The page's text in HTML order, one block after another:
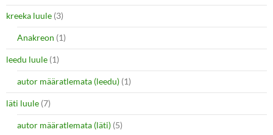
kreeka luule (3)
Anakreon (1)
leedu luule (1)
autor määratlemata (leedu) (1)
läti luule (7)
autor määratlemata (läti) (5)